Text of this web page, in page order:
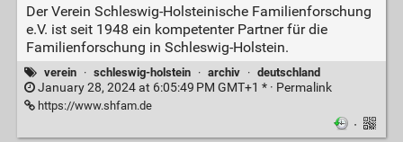
Der Verein Schleswig-Holsteinische Familienforschung
e.V. ist seit 1948 ein kompetenter Partner für die
Familienforschung in Schleswig-Holstein.
verein · schleswig-holstein · archiv · deutschland
January 28, 2024 at 6:05:49 PM GMT+1 * · Permalink
https://www.shfam.de
·